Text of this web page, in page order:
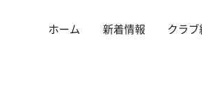
ホーム 新着情報 クラブ